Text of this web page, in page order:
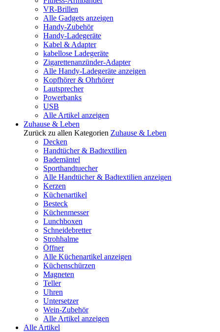
VR-Brillen
Alle Gadgets anzeigen
Handy-Zubehör
Handy-Ladegeräte
Kabel & Adapter
kabellose Ladegeräte
Zigarettenanzünder-Adapter
Alle Handy-Ladegeräte anzeigen
Kopfhörer & Ohrhörer
Lautsprecher
Powerbanks
USB
Alle Artikel anzeigen
Zuhause & Leben
Zurück zu allen Kategorien Zuhause & Leben
Decken
Handtücher & Badtextilien
Bademäntel
Sporthandtuecher
Alle Handtücher & Badtextilien anzeigen
Kerzen
Küchenartikel
Besteck
Küchenmesser
Lunchboxen
Schneidebretter
Strohhalme
Öffner
Alle Küchenartikel anzeigen
Küchenschürzen
Magneten
Teller
Uhren
Untersetzer
Wein-Zubehör
Alle Artikel anzeigen
Alle Artikel